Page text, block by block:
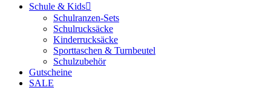
Schule & Kids
Schulranzen-Sets
Schulrucksäcke
Kinderrucksäcke
Sporttaschen & Turnbeutel
Schulzubehör
Gutscheine
SALE